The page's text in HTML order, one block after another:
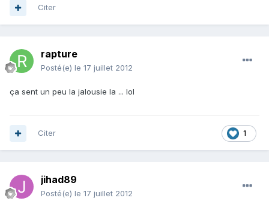
Citer
rapture
Posté(e) le 17 juillet 2012
ça sent un peu la jalousie la ... lol
1
Citer
jihad89
Posté(e) le 17 juillet 2012